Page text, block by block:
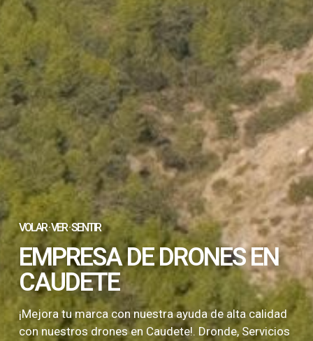
VOLAR · VER · SENTIR
EMPRESA DE DRONES EN
CAUDETE
¡Mejora tu marca con nuestra ayuda de alta calidad
con nuestros drones en Caudete!. Dronde, Servicios